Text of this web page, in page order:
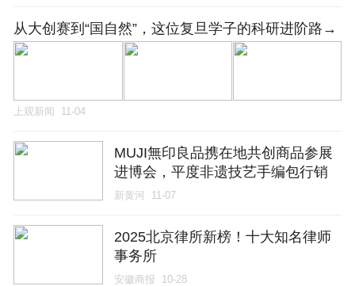
从大创赛到“国自然”，这位复旦学子的科研进阶路→
上观新闻 11-04
MUJI無印良品携在地共创商品参展
进博会，平度非遗技艺手编包行销
全国
新黄河 11-07
2025北京律所新榜！十大知名律师
事务所
安徽商报 10-28